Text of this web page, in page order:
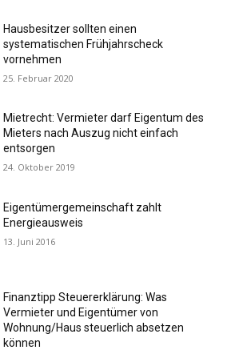
Hausbesitzer sollten einen
systematischen Frühjahrscheck
vornehmen
25. Februar 2020
Mietrecht: Vermieter darf Eigentum des
Mieters nach Auszug nicht einfach
entsorgen
24. Oktober 2019
Eigentümergemeinschaft zahlt
Energieausweis
13. Juni 2016
Finanztipp Steuererklärung: Was
Vermieter und Eigentümer von
Wohnung/Haus steuerlich absetzen
können